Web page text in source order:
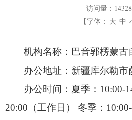
访问量：
【字体： 大 中
机构名称：巴音郭楞蒙古
办公地址：新疆库尔勒市
办公时间：夏季：10:00-
20:00（工作日） 冬季：10:00-